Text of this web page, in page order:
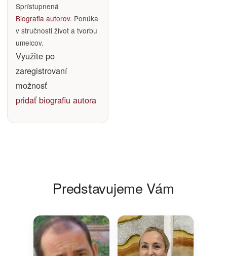
Sprístupnená
Biografia autorov. Ponúka
v stručnosti život a tvorbu
umelcov.
Využite po
zaregistrovaní
možnosť
pridať biografiu autora
Predstavujeme Vám